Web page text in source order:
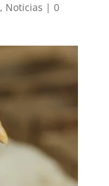
, Noticias | 0